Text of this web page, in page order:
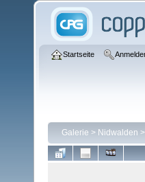
Startseite
Galerie > Nidwalden >